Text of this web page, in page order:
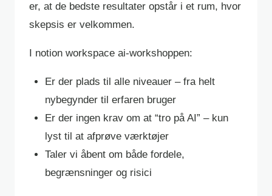
er, at de bedste resultater opstår i et rum, hvor
skepsis er velkommen.
I notion workspace ai-workshoppen:
Er der plads til alle niveauer – fra helt
nybegynder til erfaren bruger
Er der ingen krav om at “tro på AI” – kun
lyst til at afprøve værktøjer
Taler vi åbent om både fordele,
begrænsninger og risici